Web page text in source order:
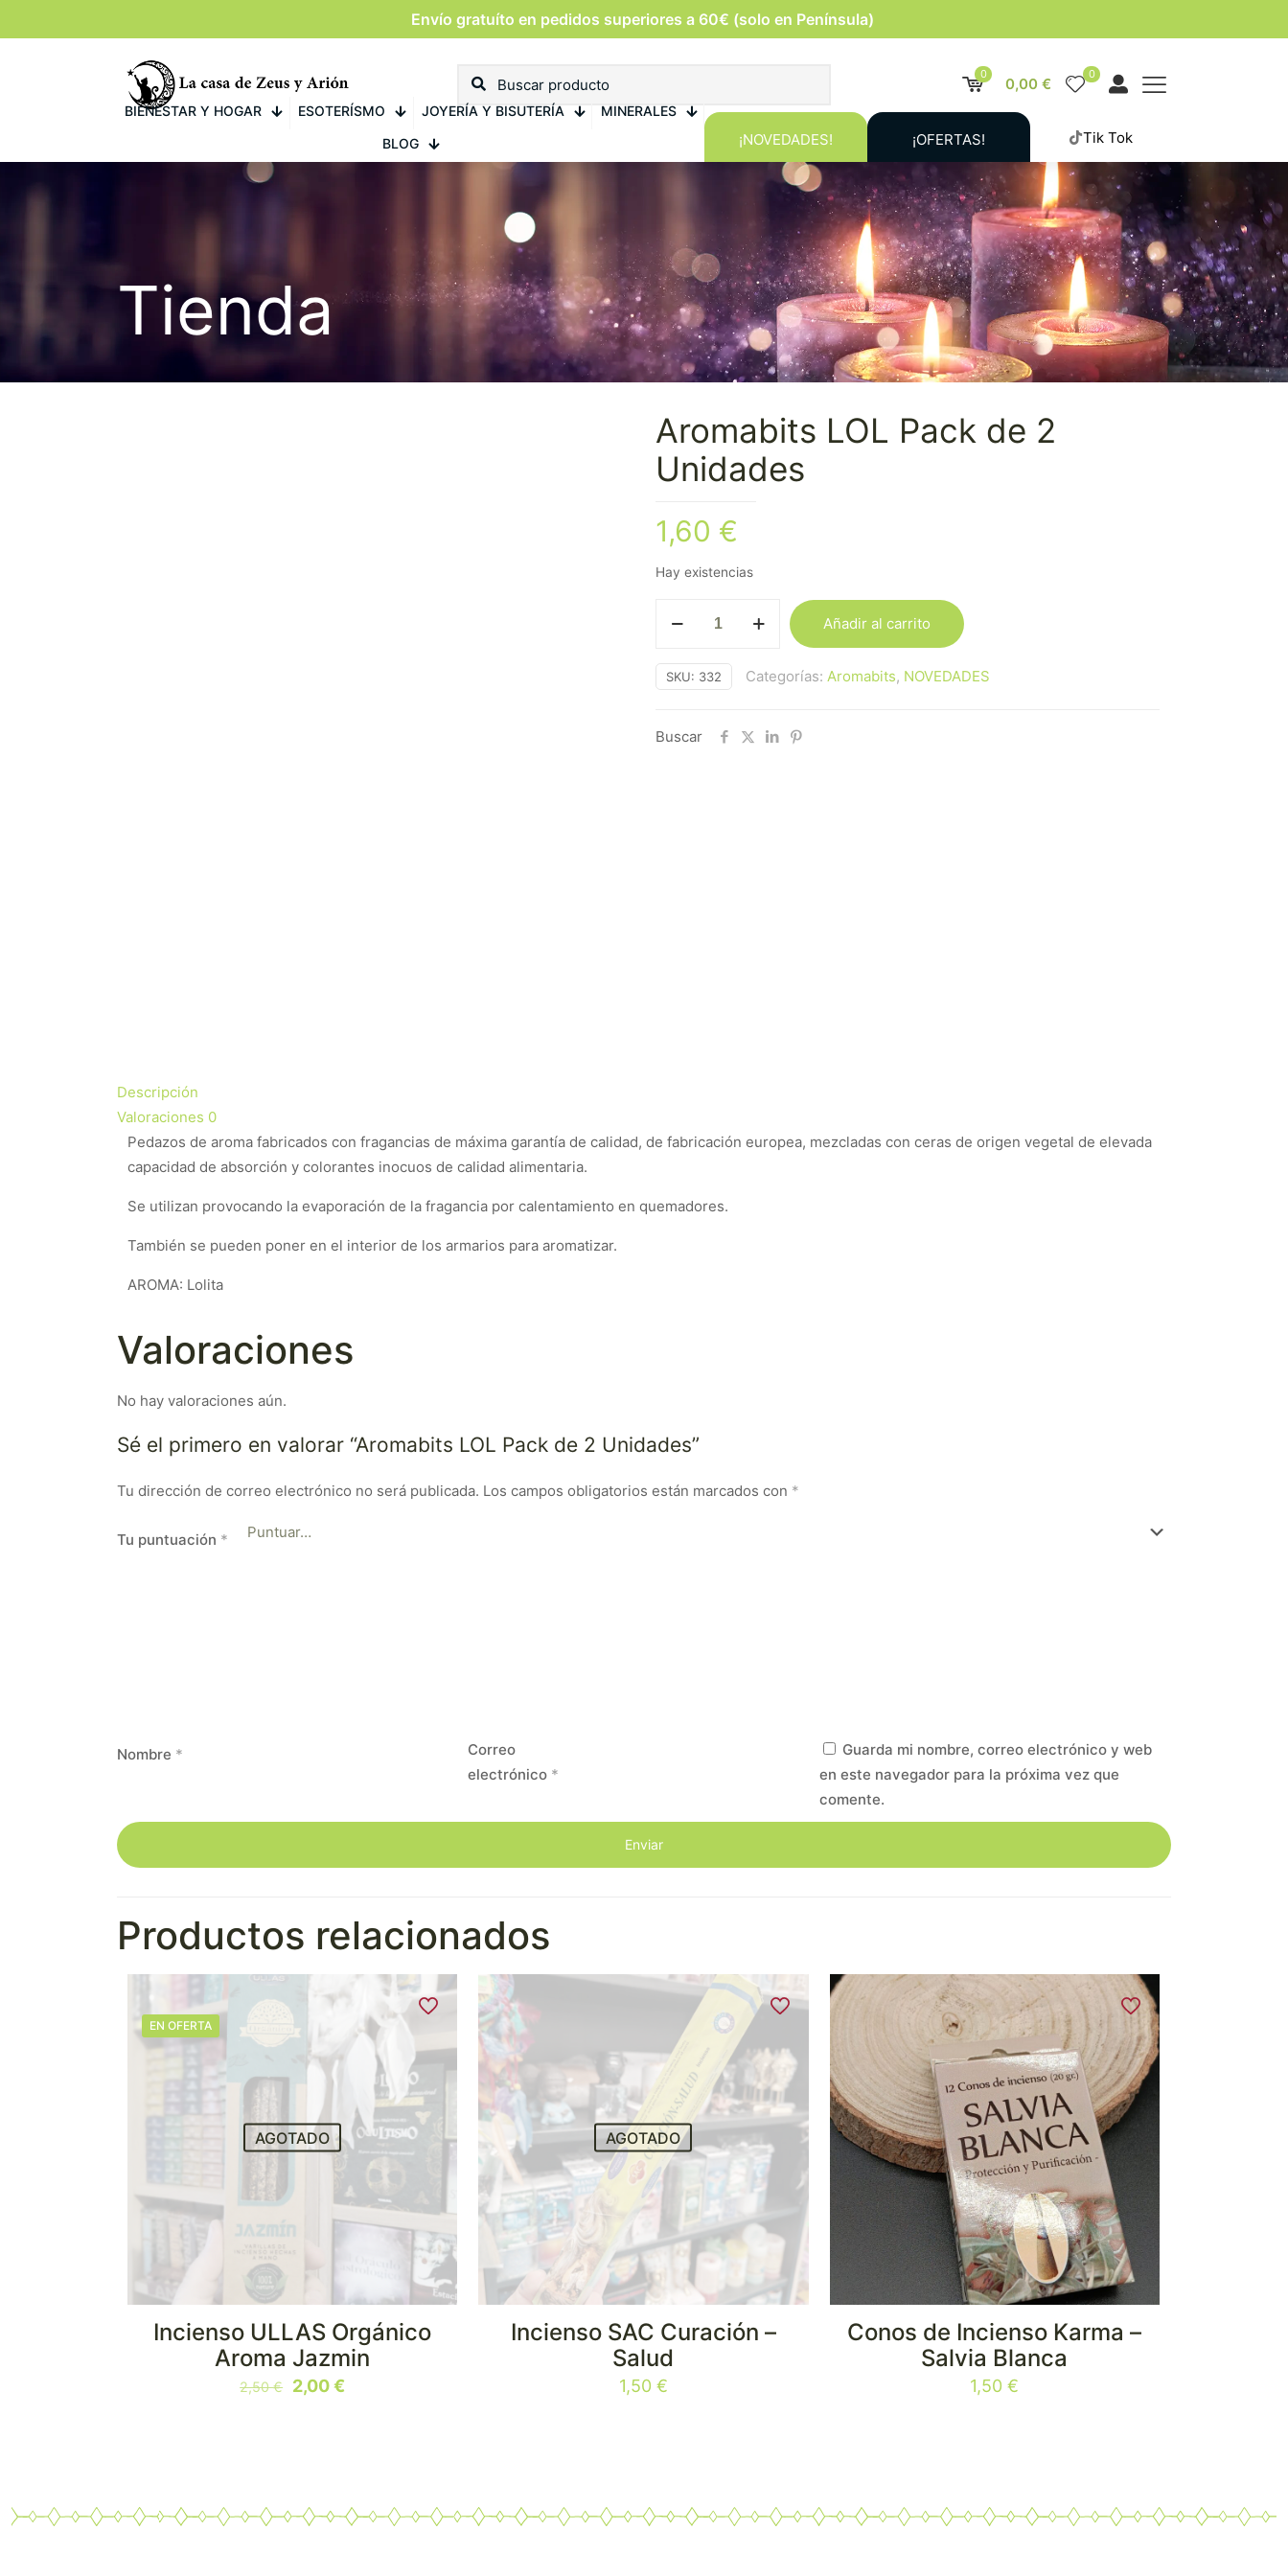
Envío gratuíto en pedidos superiores a 60€ (solo en Península)
0
0,00 €
0
BIENESTAR Y HOGAR ESOTERÍSMO JOYERÍA Y BISUTERÍA
MINERALES
BLOG
¡NOVEDADES! ¡OFERTAS! Tik Tok
Tienda
Aromabits LOL Pack de 2
Unidades
1,60 €
Hay existencias
Pack
de
Unidades
Añadir al carrito
SKU: 332 Categorías: Aromabits, NOVEDADES
Buscar
Descripción
Valoraciones 0
Pedazos de aroma fabricados con fragancias de máxima garantía de calidad, de fabricación europea, mezcladas con ceras de origen vegetal de elevada
capacidad de absorción y colorantes inocuos de calidad alimentaria.
Se utilizan provocando la evaporación de la fragancia por calentamiento en quemadores.
También se pueden poner en el interior de los armarios para aromatizar.
AROMA: Lolita
Valoraciones
No hay valoraciones aún.
Sé el primero en valorar “Aromabits LOL Pack de 2 Unidades”
Tu dirección de correo electrónico no será publicada. Los campos obligatorios están marcados con *
Tu puntuación *
Nombre *
Correo
electrónico *
Guarda mi nombre, correo electrónico y web
en este navegador para la próxima vez que
comente.
Productos relacionados
EN OFERTA
AGOTADO
Incienso ULLAS Orgánico
Aroma Jazmin
2,50€
El
2,00€
AGOTADO
Incienso SAC Curación –
Salud
1,50 €
Conos de Incienso Karma –
Salvia Blanca
1,50€